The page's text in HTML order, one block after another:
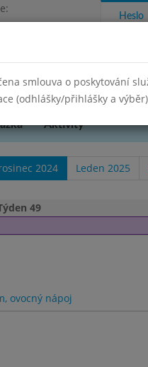
Heslo
Aktivity
2024 Leden 2025
49
ovocný nápoj
smlouva o poskytování
(odhlášky/přihlášky a